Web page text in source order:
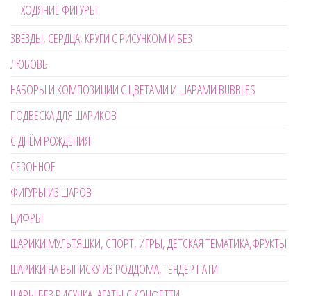
ХОДЯЧИЕ ФИГУРЫ
ЗВЁЗДЫ, СЕРДЦА, КРУГИ С РИСУНКОМ И БЕЗ
ЛЮБОВЬ
НАБОРЫ И КОМПОЗИЦИИ С ЦВЕТАМИ И ШАРАМИ BUBBLES
ПОДВЕСКА ДЛЯ ШАРИКОВ
С ДНЁМ РОЖДЕНИЯ
СЕЗОННОЕ
ФИГУРЫ ИЗ ШАРОВ
ЦИФРЫ
ШАРИКИ МУЛЬТЯШКИ, СПОРТ, ИГРЫ, ДЕТСКАЯ ТЕМАТИКА,ФРУКТЫ
ШАРИКИ НА ВЫПИСКУ ИЗ РОДДОМА, ГЕНДЕР ПАТИ